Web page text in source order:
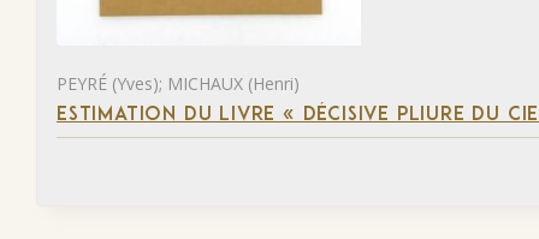
PEYRÉ (Yves); MICHAUX (Henri)
ESTIMATION DU LIVRE « DÉCISIVE PLIURE DU